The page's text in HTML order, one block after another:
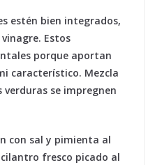
estén bien integrados,
Estos
porque aportan
característico. Mezcla
se impregnen
con sal y pimienta al
fresco picado al